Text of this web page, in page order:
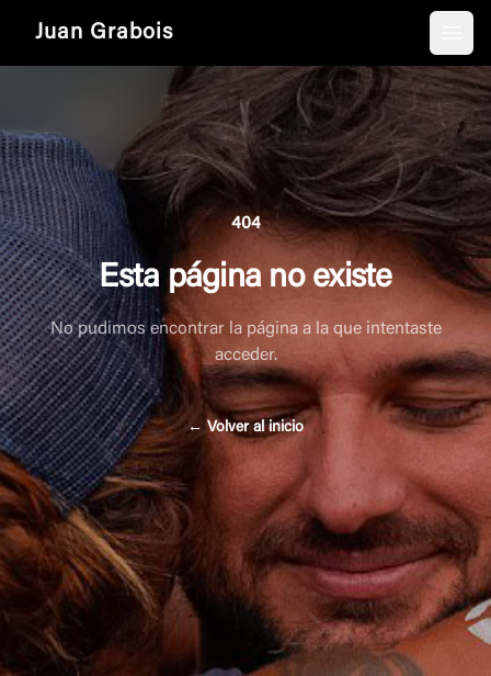
Juan Grabois
404
Esta página no existe
No pudimos encontrar la página a la que intentaste
acceder.
← Volver al inicio